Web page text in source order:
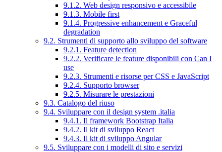
9.1.2. Web design responsivo e accessibile
9.1.3. Mobile first
9.1.4. Progressive enhancement e Graceful
degradation
9.2. Strumenti di supporto allo sviluppo del software
9.2.1. Feature detection
9.2.2. Verificare le feature disponibili con Can I
use
9.2.3. Strumenti e risorse per CSS e JavaScript
9.2.4. Supporto browser
9.2.5. Misurare le prestazioni
9.3. Catalogo del riuso
9.4. Sviluppare con il design system .italia
9.4.1. Il framework Bootstrap Italia
9.4.2. Il kit di sviluppo React
9.4.3. Il kit di sviluppo Angular
9.5. Sviluppare con i modelli di sito e servizi